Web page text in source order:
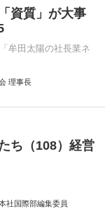
資質」が大事
牟田太陽の社長業ネ
理事長
ち（108）経営
社国際部編集委員